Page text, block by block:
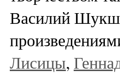
Василий
Лисицы,